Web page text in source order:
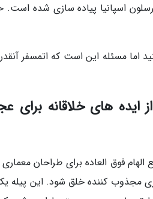
اسپانیا پیاده سازی شده
اما مسئله این است که اتمسفر
های خلاقانه برای
فوق العاده برای طراحان
مجذوب کننده خلق شود. این پیله